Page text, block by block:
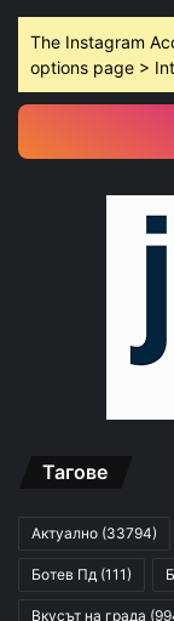
The Instagram
options page >
Тагове
Актуално (33794)
Ботев Пд (111)
Вкусът на града